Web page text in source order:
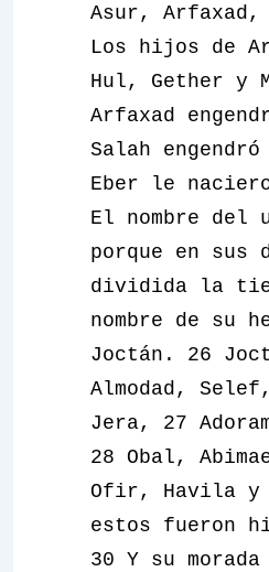
Asur, Arfaxad,
Los hijos de
Hul, Gether y
Arfaxad
Salah
Eber le
El nombre del
porque en sus
dividida la
nombre de su
Joctán. 26
Almodad,
Jera, 27
28 Obal,
Ofir, Havila y
estos fueron
30 Y su